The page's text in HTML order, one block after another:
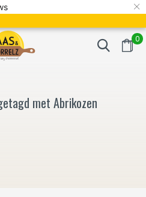
×
0
Vaak volgende
met Abrikozen